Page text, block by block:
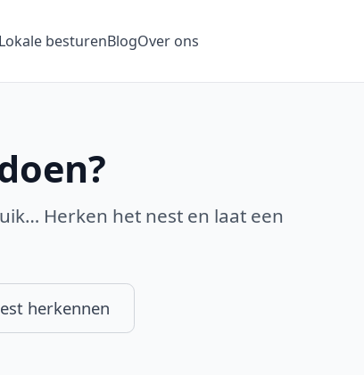
Lokale besturenBlogOver ons
Herken het nest en laat een
herkennen